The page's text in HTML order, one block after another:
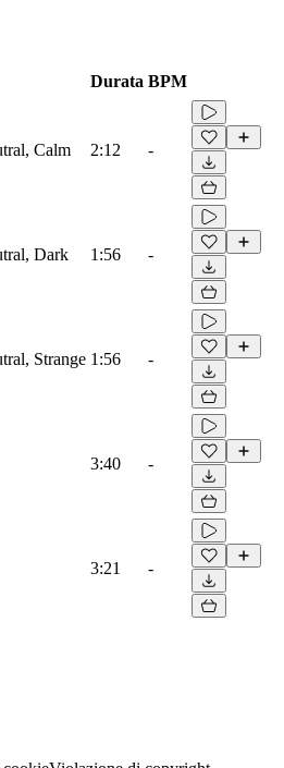
Durata BPM
Calm 2:12 -
Dark 1:56 -
Strange 1:56 -
3:40 -
3:21 -